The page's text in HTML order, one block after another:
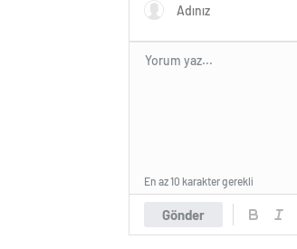
Gönder
En az 10 karakter gerekli